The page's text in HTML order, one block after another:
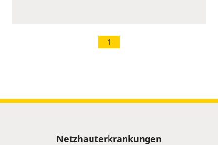
1
Netzhauterkrankungen